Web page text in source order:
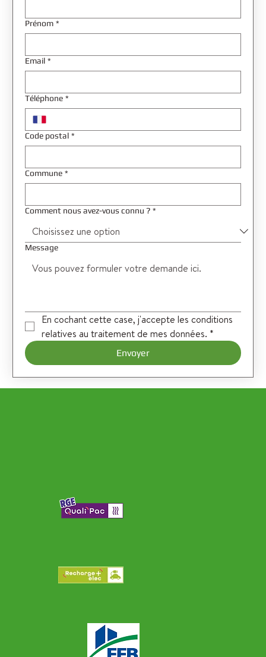
Prénom *
Email *
Téléphone *
Code postal *
Commune *
Comment nous avez-vous connu ? *
Message
En cochant cette case, j'accepte les conditions
relatives au traitement de mes données. *
Envoyer